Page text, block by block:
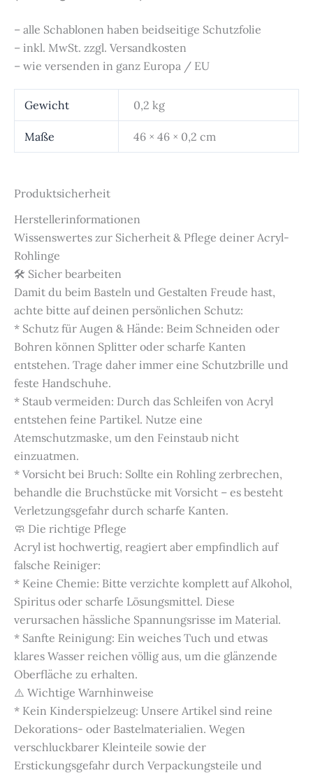
– alle Schablonen haben beidseitige Schutzfolie
– inkl. MwSt. zzgl. Versandkosten
– wie versenden in ganz Europa / EU
Gewicht 0,2 kg
Maße 46 × 46 × 0,2 cm
Produktsicherheit
Herstellerinformationen
Wissenswertes zur Sicherheit & Pflege deiner Acryl-
Rohlinge
🛠️ Sicher bearbeiten
Damit du beim Basteln und Gestalten Freude hast,
achte bitte auf deinen persönlichen Schutz:
* Schutz für Augen & Hände: Beim Schneiden oder
Bohren können Splitter oder scharfe Kanten
entstehen. Trage daher immer eine Schutzbrille und
feste Handschuhe.
* Staub vermeiden: Durch das Schleifen von Acryl
entstehen feine Partikel. Nutze eine
Atemschutzmaske, um den Feinstaub nicht
einzuatmen.
* Vorsicht bei Bruch: Sollte ein Rohling zerbrechen,
behandle die Bruchstücke mit Vorsicht – es besteht
Verletzungsgefahr durch scharfe Kanten.
🧼 Die richtige Pflege
Acryl ist hochwertig, reagiert aber empfindlich auf
falsche Reiniger:
* Keine Chemie: Bitte verzichte komplett auf Alkohol,
Spiritus oder scharfe Lösungsmittel. Diese
verursachen hässliche Spannungsrisse im Material.
* Sanfte Reinigung: Ein weiches Tuch und etwas
klares Wasser reichen völlig aus, um die glänzende
Oberfläche zu erhalten.
⚠️ Wichtige Warnhinweise
* Kein Kinderspielzeug: Unsere Artikel sind reine
Dekorations- oder Bastelmaterialien. Wegen
verschluckbarer Kleinteile sowie der
Erstickungsgefahr durch Verpackungsteile und